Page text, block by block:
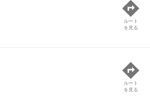
ルート
を見る
ルート
を見る